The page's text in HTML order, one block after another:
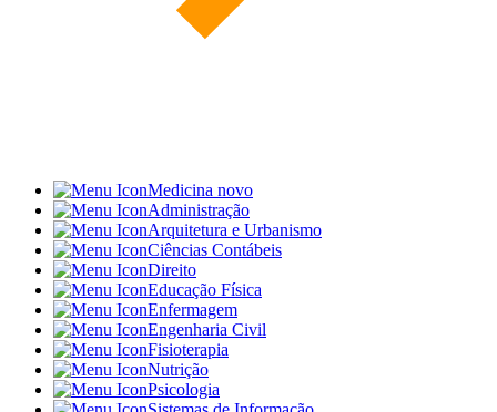
Medicina novo
Administração
Arquitetura e Urbanismo
Ciências Contábeis
Direito
Educação Física
Enfermagem
Engenharia Civil
Fisioterapia
Nutrição
Psicologia